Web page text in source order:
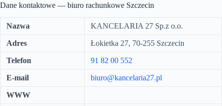
Dane kontaktowe — biuro rachunkowe Szczecin
Nazwa KANCELARIA 27 Sp.z o.o.
Adres Łokietka 27, 70-255 Szczecin
Telefon 91 82 00 552
E-mail biuro@kancelaria27.pl
WWW